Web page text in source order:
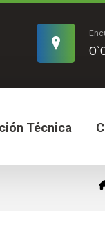
Técnica